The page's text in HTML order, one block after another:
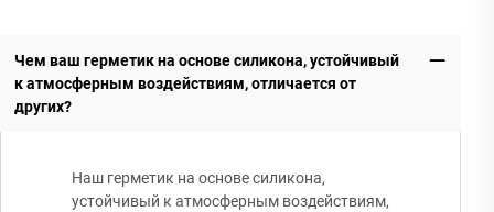
Чем ваш герметик на основе силикона, устойчивый
к атмосферным воздействиям, отличается от
других?
Наш герметик на основе силикона,
устойчивый к атмосферным воздействиям,